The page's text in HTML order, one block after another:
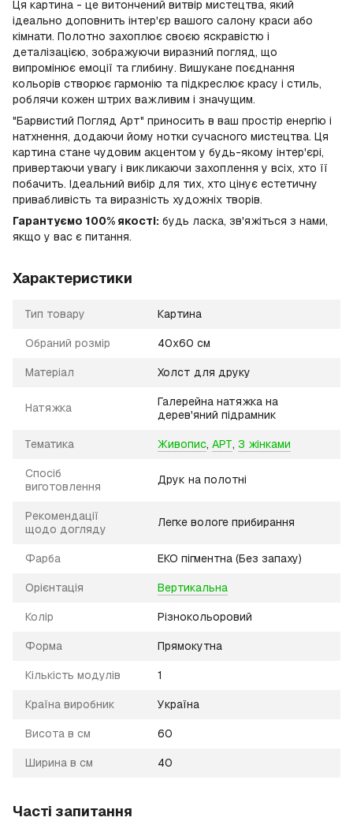
Ця картина - це витончений витвір мистецтва, який
ідеально доповнить інтер'єр вашого салону краси або
кімнати. Полотно захоплює своєю яскравістю і
деталізацією, зображуючи виразний погляд, що
випромінює емоції та глибину. Вишукане поєднання
кольорів створює гармонію та підкреслює красу і стиль,
роблячи кожен штрих важливим і значущим.
"Барвистий Погляд Арт" приносить в ваш простір енергію і
натхнення, додаючи йому нотки сучасного мистецтва. Ця
картина стане чудовим акцентом у будь-якому інтер'єрі,
привертаючи увагу і викликаючи захоплення у всіх, хто її
побачить. Ідеальний вибір для тих, хто цінує естетичну
привабливість та виразність художніх творів.
Гарантуємо 100% якості: будь ласка, зв'яжіться з нами,
якщо у вас є питання.
Характеристики
Тип товару Картина
Обраний розмір 40х60 см
Матеріал Холст для друку
Натяжка
Галерейна натяжка на
дерев'яний підрамник
Тематика Живопис, АРТ, З жінками
Спосіб
виготовлення
Друк на полотні
Рекомендації
щодо догляду
Легке вологе прибирання
Фарба ЕКО пігментна (Без запаху)
Орієнтація Вертикальна
Колір Різнокольоровий
Форма Прямокутна
Кількість модулів 1
Країна виробник Україна
Висота в см 60
Ширина в см 40
Часті запитання